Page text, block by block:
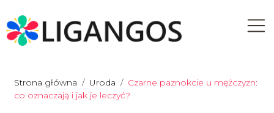
Strona główna / Uroda / Czarne paznokcie u mężczyzn:
co oznaczają i jak je leczyć?